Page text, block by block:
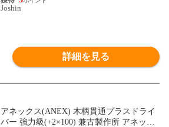
Joshin
詳細を見る
アネックス(ANEX) 木柄貫通プラスドライ
バー 強力級(+2×100) 兼古製作所 アネック